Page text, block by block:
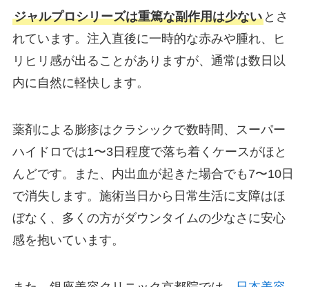
ジャルプロシリーズは重篤な副作用は少ないとさ
れています。注入直後に一時的な赤みや腫れ、ヒ
リヒリ感が出ることがありますが、通常は数日以
内に自然に軽快します。
薬剤による膨疹はクラシックで数時間、スーパー
ハイドロでは1〜3日程度で落ち着くケースがほと
んどです。また、内出血が起きた場合でも7〜10日
で消失します。施術当日から日常生活に支障はほ
ぼなく、多くの方がダウンタイムの少なさに安心
感を抱いています。